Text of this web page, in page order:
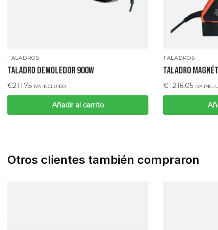
TALADROS
TALADRO DEMOLEDOR 900W
€211.75 IVA INCLUIDO
Añadir al carrito
TALADROS
TALADRO
€1,216.05 IVA
Otros clientes también compraron